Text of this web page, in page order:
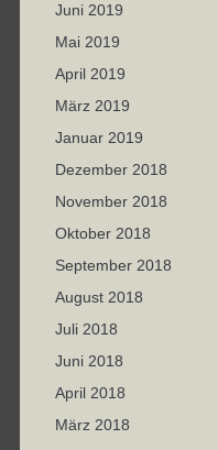
Juni 2019
Mai 2019
April 2019
März 2019
Januar 2019
Dezember 2018
November 2018
Oktober 2018
September 2018
August 2018
Juli 2018
Juni 2018
April 2018
März 2018